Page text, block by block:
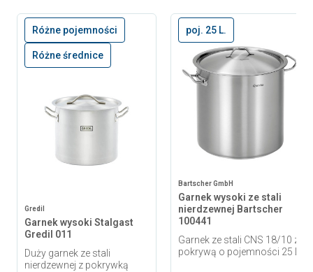
Różne pojemności
Różne średnice
Gredil
Garnek wysoki Stalgast
Gredil 011
Duży garnek ze stali
nierdzewnej z pokrywką
poj. 25 L.
Bartscher GmbH
Garnek wysoki ze stali
nierdzewnej Bartscher
100441
Garnek ze stali CNS 18/10 z
pokrywą o pojemności 25 L.